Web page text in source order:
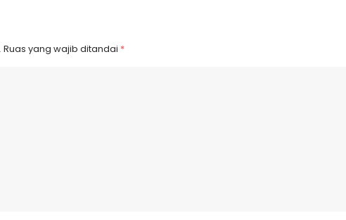
Ruas yang wajib ditandai *